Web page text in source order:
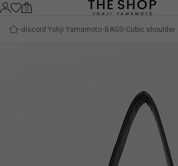
0
discord Yohji Yamamoto BAGS Cubic shoulder